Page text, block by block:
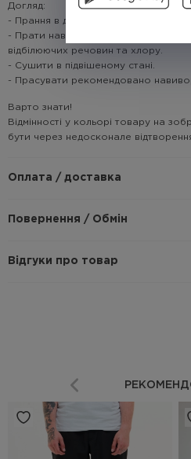
Догляд:
- Прання в делікатному режимі не
- Прати навиворіт, порошком або
відбілюючих речовин та хлору.
- Сушити в підвішеному стані.
- Прасувати рекомендовано
Варто знати!
Відмінності у кольорі товару на
бути через недосконале
Оплата / доставка
Повернення / Обмін
Відгуки про товар